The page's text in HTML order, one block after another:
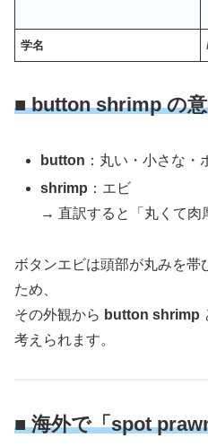
学名
■ button shrimp の
button ：丸い・小さな・
shrimp ：エビ
→ 直訳すると「丸くて肉
ボタンエビは頭部が丸みを帯
ため、
その外観から button shrimp
考えられます。
■ 海外で「spot